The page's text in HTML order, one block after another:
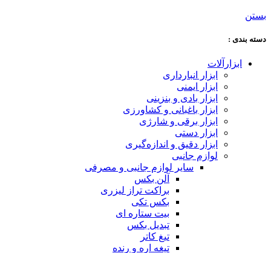
بستن
دسته‌ بندی :
ابزارآلات
ابزار انبارداری
ابزار ایمنی
ابزار بادی و بنزینی
ابزار باغبانی و کشاورزی
ابزار برقی و شارژی
ابزار دستی
ابزار دقیق و اندازه‌گیری
لوازم جانبی
سایر لوازم جانبی و مصرفی
آلن بکس
براکت تراز لیزری
بکس تکی
بیت ستاره ای
تبدیل بکس
تیغ کاتر
تیغه اره و رنده